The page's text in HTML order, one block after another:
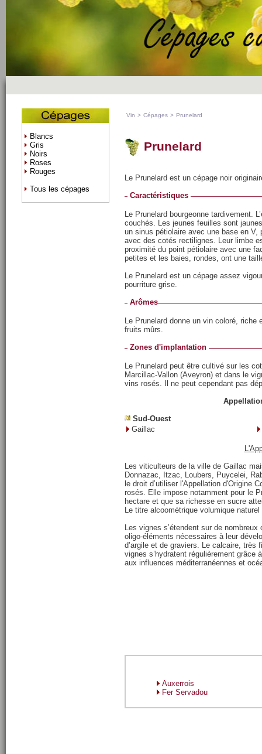
Blancs
Gris
Noirs
Roses
Rouges
Tous les cépages
Vin > Cépages > Prunelard
Prunelard
Le Prunelard est un cépage noir
Caractéristiques
Le Prunelard bourgeonne tardivement.
couchés. Les jeunes feuilles sont
un sinus pétiolaire avec une base en
avec des cotés rectilignes. Leur limbe
proximité du point pétiolaire avec une
petites et les baies, rondes, ont une
Le Prunelard est un cépage assez
pourriture grise.
Arômes
Le Prunelard donne un vin coloré,
fruits mûrs.
Zones d'implantation
Le Prunelard peut être cultivé sur les
Marcillac-Vallon (Aveyron) et dans le
vins rosés. Il ne peut cependant pas
Sud-Ouest
Gaillac
Les viticulteurs de la ville de Gaillac
Donnazac, Itzac, Loubers, Puycelei,
le droit d’utiliser l'Appellation d'Origine
rosés. Elle impose notamment pour le
hectare et que sa richesse en sucre
Le titre alcoométrique volumique
Les vignes s’étendent sur de
oligo-éléments nécessaires à leur
d’argile et de graviers. Le calcaire, très
vignes s’hydratent régulièrement grâce
aux influences méditerranéennes et
Auxerrois
Fer Servadou